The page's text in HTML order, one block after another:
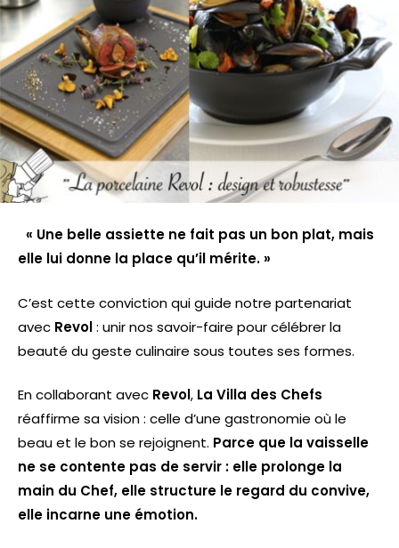
« Une belle assiette ne fait pas un bon plat, mais
elle lui donne la place qu’il mérite. »
C’est cette conviction qui guide notre partenariat
avec Revol: unir nos savoir-faire pour célébrer la
beauté du geste culinaire sous toutes ses formes.
En collaborant avec Revol, La Villa des Chefs
réaffirme sa vision : celle d’une gastronomie où le
beau et le bon se rejoignent. Parce que la vaisselle
ne se contente pas de servir : elle prolonge la
main du Chef, elle structure le regard du convive,
elle incarne une émotion.